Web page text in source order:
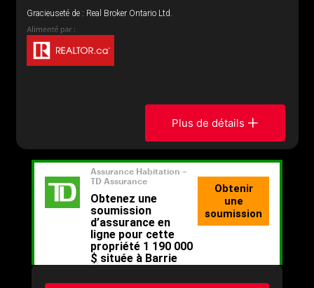
Gracieuseté de : Real Broker Ontario Ltd.
Plus de détails